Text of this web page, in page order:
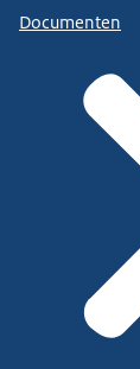
Documenten